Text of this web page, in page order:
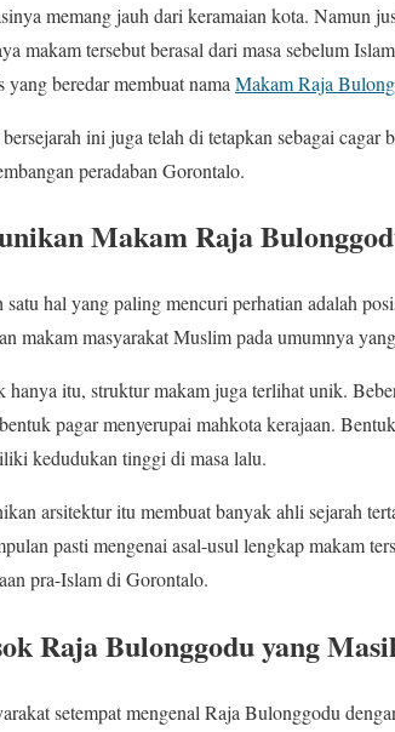
memang jauh dari keramaian kota. Namun
makam tersebut berasal dari masa sebelum
yang beredar membuat nama Makam Raja
ini juga telah di tetapkan sebagai
peradaban Gorontalo.
Makam Raja
satu hal yang paling mencuri perhatian adalah
makam masyarakat Muslim pada umumnya
hanya itu, struktur makam juga terlihat unik.
pagar menyerupai mahkota kerajaan.
kedudukan tinggi di masa lalu.
arsitektur itu membuat banyak ahli sejarah
pasti mengenai asal-usul lengkap makam
pra-Islam di Gorontalo.
Raja Bulonggodu yang
setempat mengenal Raja Bulonggodu